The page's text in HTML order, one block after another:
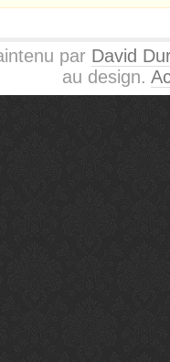
par David
au design.